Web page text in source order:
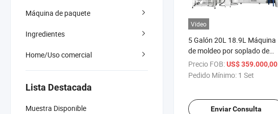
Máquina de paquete
Ingredientes
Home/Uso comercial
Lista Destacada
Muestra Disponible
Vídeo
5 Galón 20L 18.9L Máquina
de moldeo por soplado de
botellas de policarbonato PC,
extrusión, inyección,
Precio FOB:US$ 359.000,00-399.900,00
Pedido Mínimo: 1 Set
Enviar Consulta